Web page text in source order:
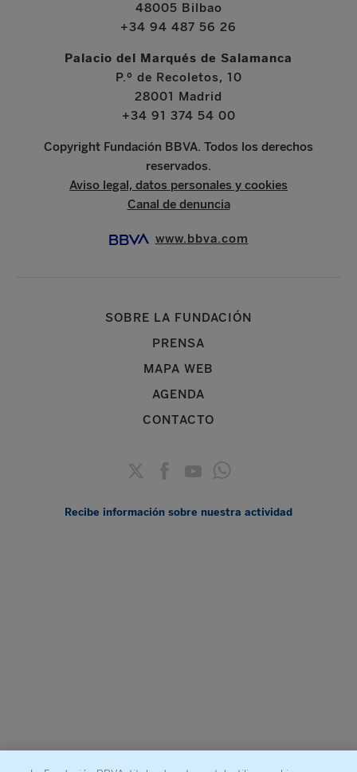
48005 Bilbao
+34 94 487 56 26
Palacio del Marqués de Salamanca
P.º de Recoletos, 10
28001 Madrid
+34 91 374 54 00
Copyright Fundación BBVA. Todos los derechos
reservados.
Aviso legal, datos personales y cookies
Canal de denuncia
www.bbva.com
SOBRE LA FUNDACIÓN
PRENSA
MAPA WEB
AGENDA
CONTACTO
Recibe información sobre nuestra actividad